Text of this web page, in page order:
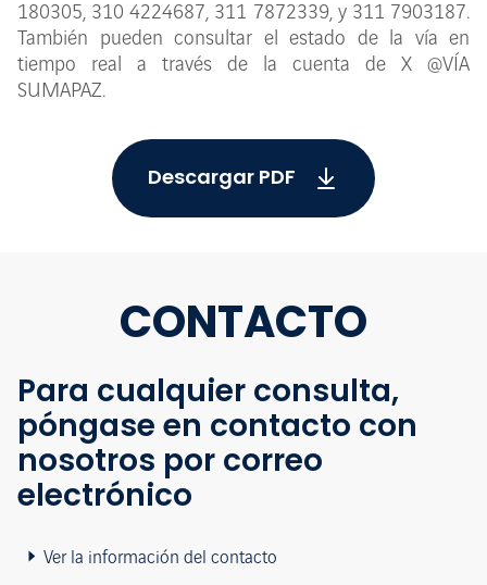
180305, 310 4224687, 311 7872339, y 311 7903187.
También pueden consultar el estado de la vía en
tiempo real a través de la cuenta de X @VÍA
SUMAPAZ.
Descargar PDF
CONTACTO
Para cualquier consulta,
póngase en contacto con
nosotros por correo
electrónico
Ver la información del contacto